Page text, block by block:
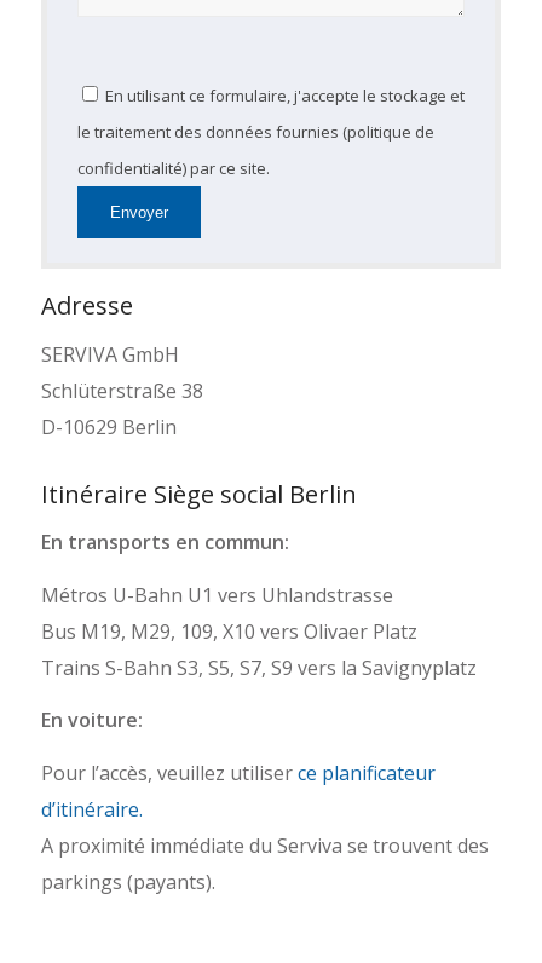
En utilisant ce formulaire, j'accepte le stockage et
le traitement des données fournies (politique de
confidentialité) par ce site.
Adresse
SERVIVA GmbH
Schlüterstraße 38
D-10629 Berlin
Itinéraire Siège social Berlin
En transports en commun:
Métros U-Bahn U1 vers Uhlandstrasse
Bus M19, M29, 109, X10 vers Olivaer Platz
Trains S-Bahn S3, S5, S7, S9 vers la Savignyplatz
En voiture:
Pour l’accès, veuillez utiliserce planificateur
d’itinéraire.
A proximité immédiate du Serviva se trouvent des
parkings (payants).